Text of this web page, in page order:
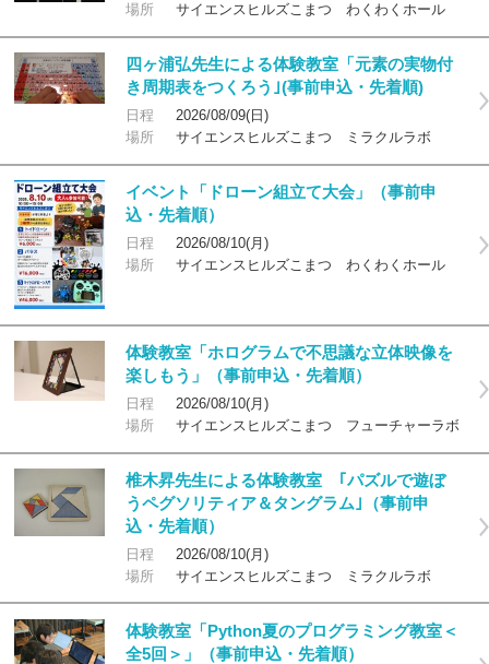
場所
サイエンスヒルズこまつ わくわくホール
四ヶ浦弘先生による体験教室「元素の実物付
き周期表をつくろう｣(事前申込・先着順)
日程
2026/08/09(日)
場所
サイエンスヒルズこまつ ミラクルラボ
イベント「ドローン組立て大会」（事前申
込・先着順）
日程
2026/08/10(月)
場所
サイエンスヒルズこまつ わくわくホール
体験教室「ホログラムで不思議な立体映像を
楽しもう」（事前申込・先着順）
日程
2026/08/10(月)
場所
サイエンスヒルズこまつ フューチャーラボ
椎木昇先生による体験教室 ｢パズルで遊ぼ
うペグソリティア＆タングラム｣（事前申
込・先着順）
日程
2026/08/10(月)
場所
サイエンスヒルズこまつ ミラクルラボ
体験教室「Python夏のプログラミング教室＜
全5回＞」（事前申込・先着順）